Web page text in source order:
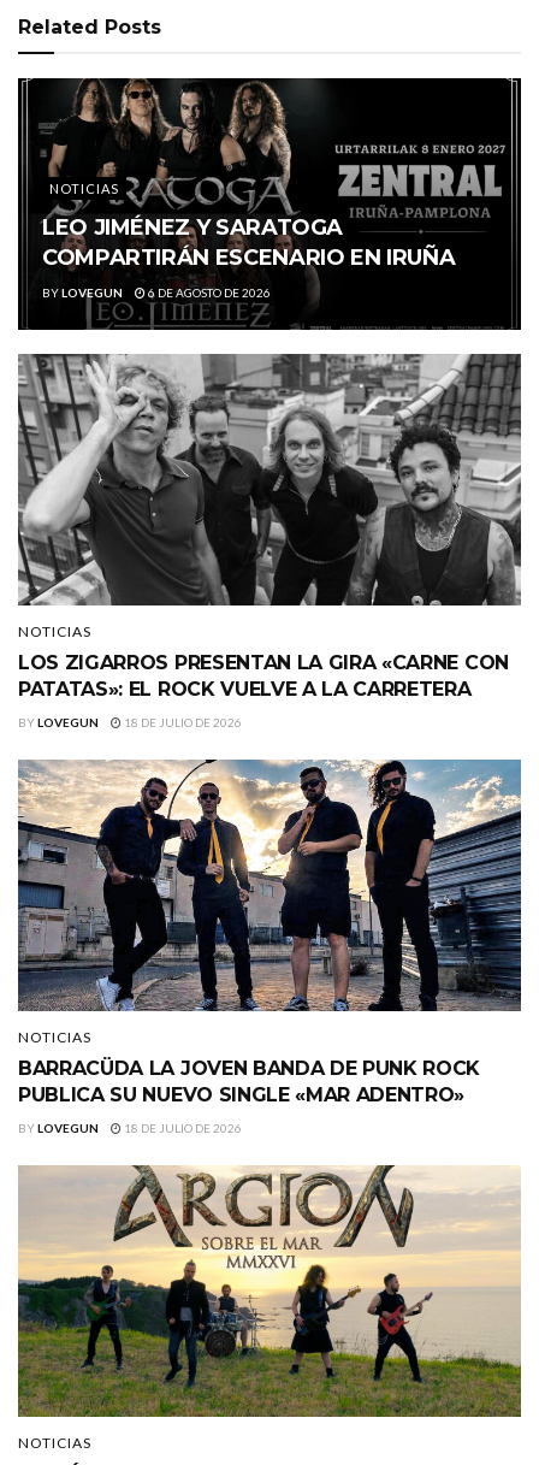
Related Posts
NOTICIAS
LEO JIMÉNEZ Y SARATOGA
COMPARTIRÁN ESCENARIO EN IRUÑA
BYLOVEGUN 6 DE AGOSTO DE 2026
NOTICIAS
LOS ZIGARROS PRESENTAN LA GIRA «CARNE CON
PATATAS»: EL ROCK VUELVE A LA CARRETERA
BYLOVEGUN 18 DE JULIO DE 2026
NOTICIAS
BARRACÜDA LA JOVEN BANDA DE PUNK ROCK
PUBLICA SU NUEVO SINGLE «MAR ADENTRO»
BYLOVEGUN 18 DE JULIO DE 2026
NOTICIAS